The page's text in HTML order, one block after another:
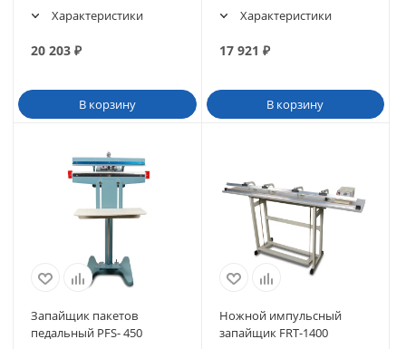
Характеристики
20 203 ₽
В корзину
Характеристики
17 921 ₽
В корзину
Запайщик пакетов
педальный PFS- 450
Ножной импульсный
запайщик FRT-1400